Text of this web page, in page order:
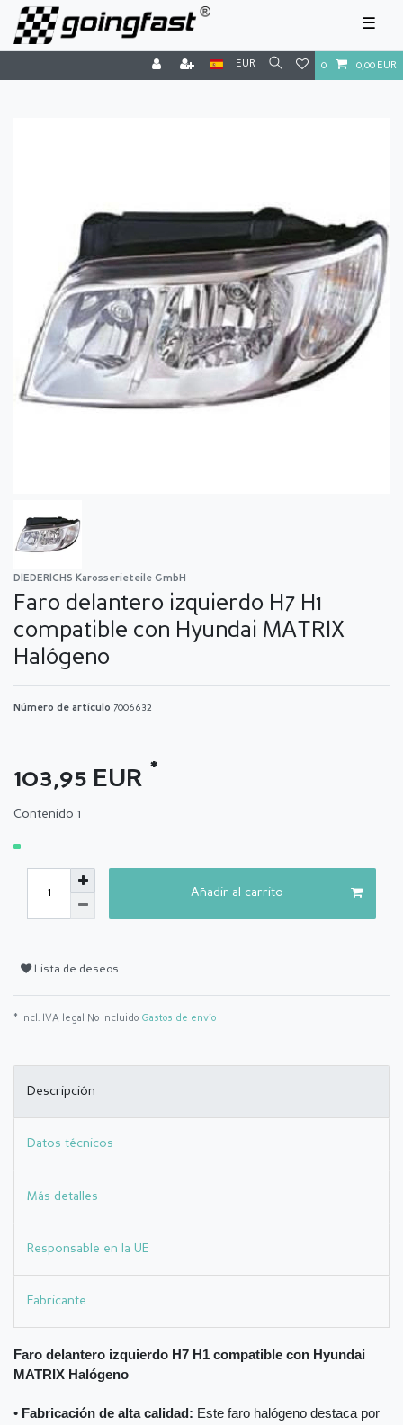
☰
EUR 0 0,00 EUR
DIEDERICHS Karosserieteile GmbH
Faro delantero izquierdo H7 H1
compatible con Hyundai MATRIX
Halógeno
Número de artículo 7006632
103,95 EUR *
Contenido 1
Añadir al carrito
Lista de deseos
* incl. IVA legal No incluido Gastos de envío
Descripción
Datos técnicos
Más detalles
Responsable en la UE
Fabricante
Faro delantero izquierdo H7 H1 compatible con Hyundai
MATRIX Halógeno
• Fabricación de alta calidad: Este faro halógeno destaca por